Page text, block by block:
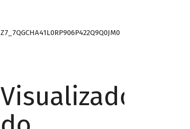
Z7_7QGCHA41L0RP906P422Q9Q0JM0
Visualizador